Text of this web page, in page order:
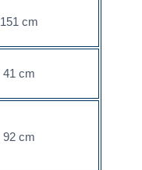
151 cm
41 cm
92 cm